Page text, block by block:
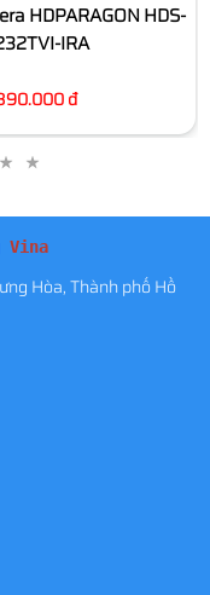
Vina
Hòa, Thành phố Hồ